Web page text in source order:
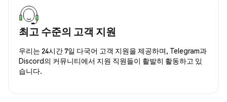
최고 수준의 고객 지원
우리는 24시간 7일 다국어 고객 지원을 제공하며, Telegram과
Discord의 커뮤니티에서 지원 직원들이 활발히 활동하고 있
습니다.